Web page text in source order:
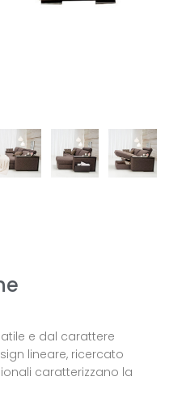
e dal carattere
lineare, ricercato
caratterizzano la